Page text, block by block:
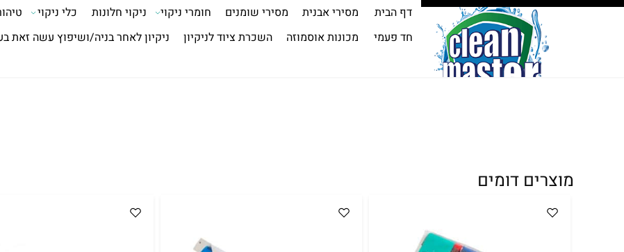
דף הבית מסירי אבנית מסירי שומנים חומרי ניקוי ניקוי חלונות כלי ניקוי
חד פעמי
מכונות אוסמוזה השכרת ציוד לניקיון ניקיון לאחר בניה/ושיפוץ עשה זאת
מוצרים דומים